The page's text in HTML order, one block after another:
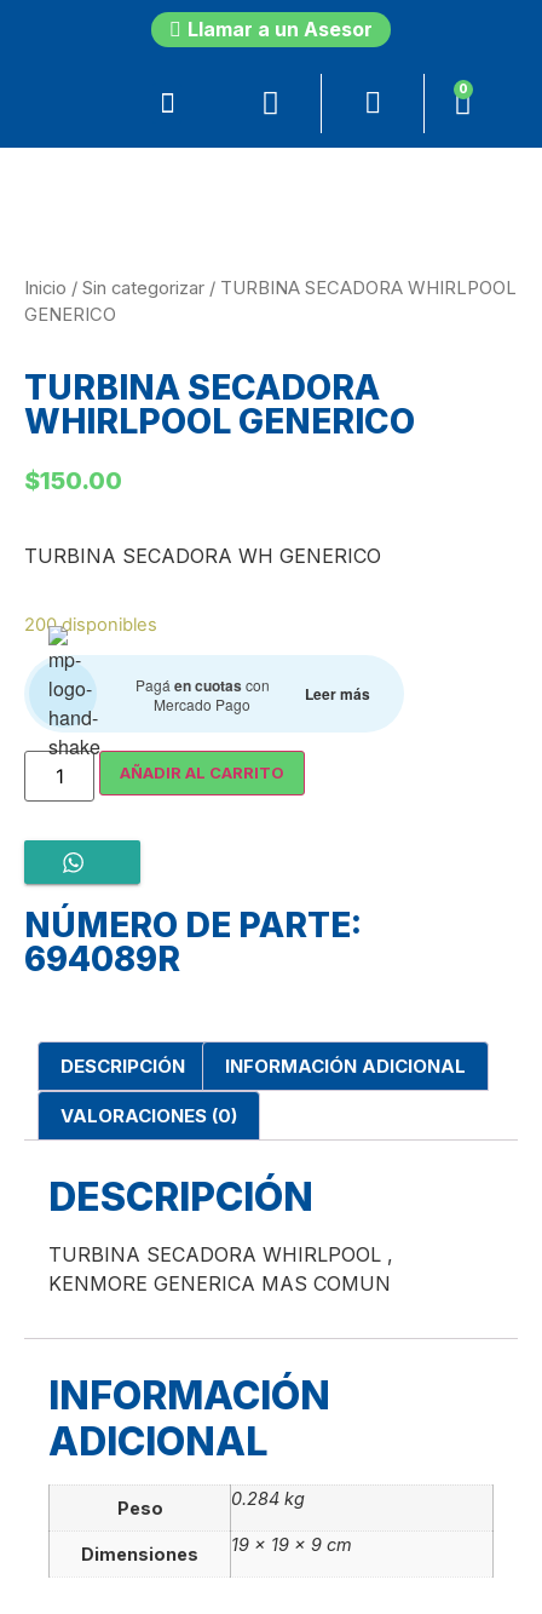
Llamar a un Asesor
0
Inicio / Sin categorizar / TURBINA SECADORA WHIRLPOOL
GENERICO
TURBINA SECADORA
WHIRLPOOL GENERICO
$150.00
TURBINA SECADORA WH GENERICO
200 disponibles
Pagáen cuotas con
Mercado Pago
Leer más
AÑADIR AL CARRITO
NÚMERO DE PARTE:
694089R
DESCRIPCIÓN INFORMACIÓN ADICIONAL
VALORACIONES (0)
DESCRIPCIÓN
TURBINA SECADORA WHIRLPOOL ,
KENMORE GENERICA MAS COMUN
INFORMACIÓN
ADICIONAL
Peso 0.284 kg
Dimensiones 19 × 19 × 9 cm